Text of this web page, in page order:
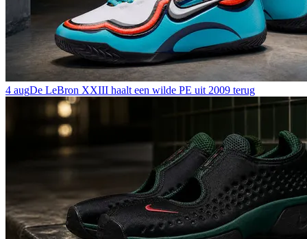
4 augDe LeBron XXIII haalt een wilde PE uit 2009 terug